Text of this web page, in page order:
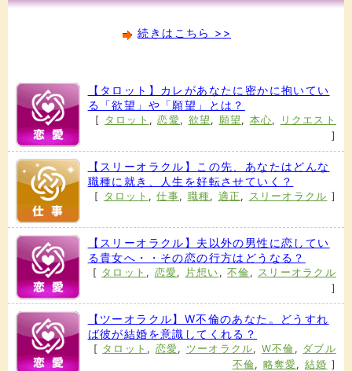
続きはこちら >>
【タロット】カレがあなたに密かに抱いてい
る「欲望」や「願望」とは？
[ タロット ,恋愛, 欲望 , 願望 , 本心,
リクエスト
]
【スリーオラクル】この先、あなたはどんな
職種に就き、人生を好転させていく？
[ タロット ,仕事, 職種, 適正 , スリーオラクル ]
【スリーオラクル】夫以外の男性に恋してい
る貴女へ・・その恋の行方はどうなる？
[ タロット , 恋愛, 片想い ,不倫 , スリーオラクル
]
【ツーオラクル】W不倫のあなた。どうすれ
ば彼が結婚を意識してくれる？
[ タロット , 恋愛, ツーオラクル, W不倫 , ダブル
不倫, 略奪愛, 結婚 ]